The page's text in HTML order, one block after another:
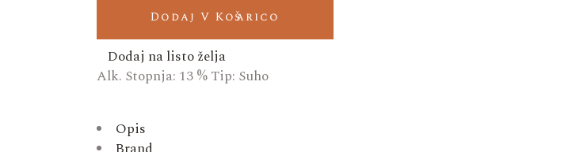
Dodaj V Košarico
Dodaj na listo želja
Alk. Stopnja: 13 %Tip: Suho
Opis